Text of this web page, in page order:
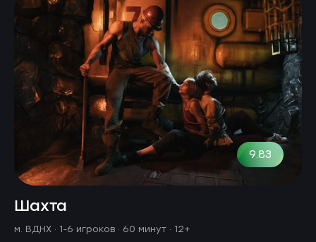
9.83
Шахта
м. ВДНХ · 1-6 игроков · 60 минут · 12+